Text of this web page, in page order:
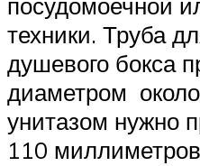
техники. Труба
душевого бокса
диаметром
унитазом нужно
110